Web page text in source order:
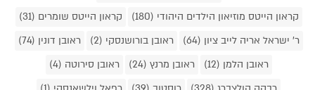
קראון הייטס מוזיאון הילדים היהודי (180)
קראון הייטס שומרים (31)
ר' ישראל אריה לייב ציון (64)
ראובן בורושנסקי (2)
ראובן דונין (74)
ראובן הלמן (12)
ראובן מרנץ (24)
ראובן סירוטה (4)